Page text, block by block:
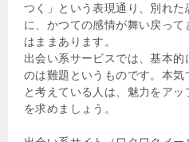
つく」という表現通り、別れ
に、かつての感情が舞い戻っ
はままあります。
出会い系サービスでは、基本
のは難題というものです。本
と考えている人は、魅力をア
を求めましょう。